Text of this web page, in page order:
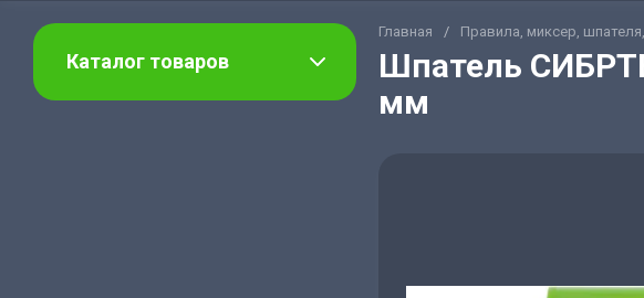
Каталог товаров
Главная / Правила, миксер,
Шпатель
мм